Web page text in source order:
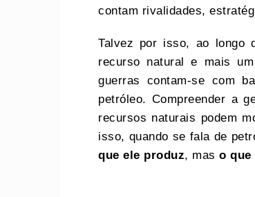
contam rivalidades,
Talvez por isso, ao longo
recurso natural e mais
guerras contam-se com
petróleo. Compreender a
recursos naturais podem
isso, quando se fala de
que ele produz, maso